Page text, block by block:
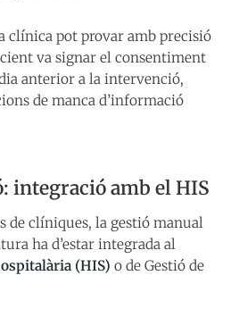
clínica pot provar amb precisió
va signar el consentiment
anterior a la intervenció,
de manca d’informació
integració amb el HIS
de clíniques, la gestió manual
ha d’estar integrada al
(HIS) o de Gestió de